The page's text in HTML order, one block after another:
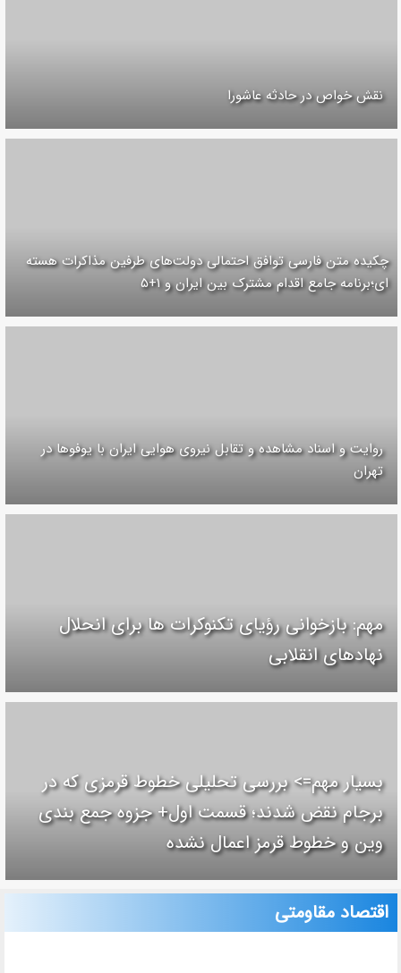
نقش خواص در حادثه عاشورا
چکیده متن فارسی توافق احتمالی دولت‌های طرفین مذاکرات هسته
ای؛برنامه جامع اقدام مشترک بین ایران و ۱+۵
روایت و اسناد مشاهده و تقابل نیروی هوایی ایران با یوفوها در
تهران
مهم: بازخوانی رؤیای تکنوکرات ها برای انحلال
نهادهای انقلابی
بسیار مهم=> بررسی تحلیلی خطوط قرمزی که در
برجام نقض شدند؛ قسمت اول+ جزوه جمع بندی
وین و خطوط قرمز اعمال نشده
اقتصاد مقاومتى